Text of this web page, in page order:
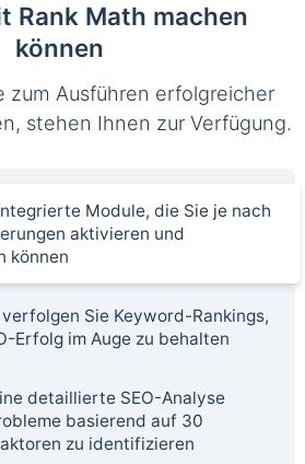
Rank Math machen
können
zum Ausführen erfolgreicher
stehen Ihnen zur Verfügung.
Module, die Sie je nach
aktivieren und
können
Sie Keyword-Rankings,
Erfolg im Auge zu behalten
detaillierte SEO-Analyse
basierend auf 30
zu identifizieren